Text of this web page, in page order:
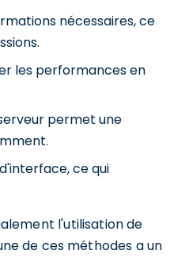
nécessaires, ce
les performances en
permet une
ce qui
l'utilisation de
de ces méthodes a un